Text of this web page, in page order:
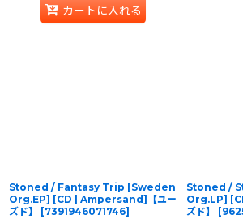
カートに入れる
Stoned / Fantasy Trip [Sweden
Org.EP] [CD | Ampersand]【ユー
ズド】
[7391946071746]
Stoned /
Org.LP]
ズド】
[